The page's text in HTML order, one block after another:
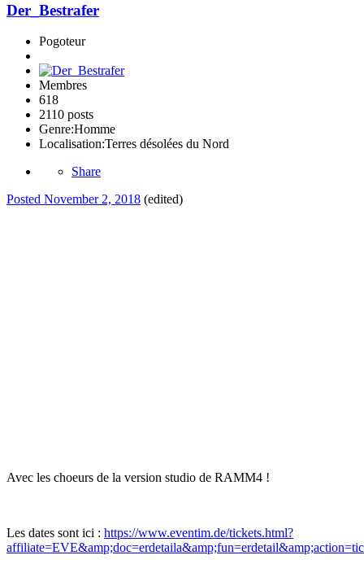
Der_Bestrafer
Pogoteur
Membres
618
2110 posts
Genre:Homme
Localisation:Terres désolées du Nord
Share
Posted November 2, 2018 (edited)
Avec les choeurs de la version studio de RAMM4 !
Les dates sont ici : https://www.eventim.de/tickets.html?